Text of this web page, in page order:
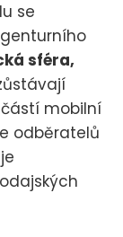
se
sféra,
mobilní
odběratelů